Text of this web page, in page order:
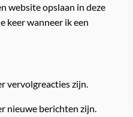
website opslaan in deze
keer wanneer ik een
vervolgreacties zijn.
nieuwe berichten zijn.